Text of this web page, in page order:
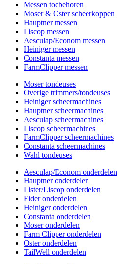
Messen toebehoren
Moser & Oster scheerkoppen
Hauptner messen
Liscop messen
Aesculap/Econom messen
Heiniger messen
Constanta messen
FarmClipper messen
Moser tondeuses
Overige trimmers/tondeuses
Heiniger scheermachines
Hauptner scheermachines
Aesculap scheermachines
Liscop scheermachines
FarmClipper scheermachines
Constanta scheermachines
Wahl tondeuses
Aesculap/Econom onderdelen
Hauptner onderdelen
Lister/Liscop onderdelen
Eider onderdelen
Heiniger onderdelen
Constanta onderdelen
Moser onderdelen
Farm Clipper onderdelen
Oster onderdelen
TailWell onderdelen